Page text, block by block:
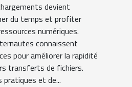
devient
du temps et profiter
numériques.
connaissent
pour améliorer la rapidité
transferts de fichiers.
pratiques et de...